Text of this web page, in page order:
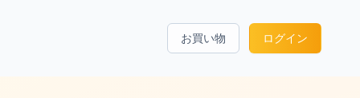
お買い物 ログイン